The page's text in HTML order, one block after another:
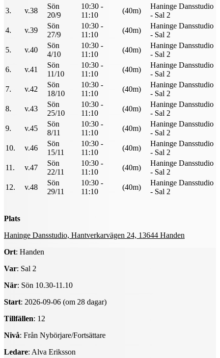
3.
v.38
Sön
20/9
10:30 -
11:10
(40m)
Haninge Dansstudio
- Sal 2
4.
v.39
Sön
27/9
10:30 -
11:10
(40m)
Haninge Dansstudio
- Sal 2
5.
v.40
Sön
4/10
10:30 -
11:10
(40m)
Haninge Dansstudio
- Sal 2
6.
v.41
Sön
11/10
10:30 -
11:10
(40m)
Haninge Dansstudio
- Sal 2
7.
v.42
Sön
18/10
10:30 -
11:10
(40m)
Haninge Dansstudio
- Sal 2
8.
v.43
Sön
25/10
10:30 -
11:10
(40m)
Haninge Dansstudio
- Sal 2
9.
v.45
Sön
8/11
10:30 -
11:10
(40m)
Haninge Dansstudio
- Sal 2
10.
v.46
Sön
15/11
10:30 -
11:10
(40m)
Haninge Dansstudio
- Sal 2
11.
v.47
Sön
22/11
10:30 -
11:10
(40m)
Haninge Dansstudio
- Sal 2
12.
v.48
Sön
29/11
10:30 -
11:10
(40m)
Haninge Dansstudio
- Sal 2
Plats
Haninge Dansstudio, Hantverkarvägen 24, 13644 Handen
Ort: Handen
Var: Sal 2
När: Sön 10.30-11.10
Start: 2026-09-06 (om 28 dagar)
Tillfällen: 12
Nivå: Från Nybörjare/Fortsättare
Ledare: Alva Eriksson